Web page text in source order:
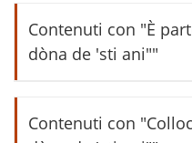
La camera de ‘sti
espositivo
La cosina de ‘sti
La stadera
Contenuti con "È
dòna de 'sti ani""
Contenuti con